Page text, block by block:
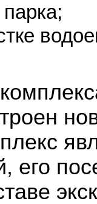
его